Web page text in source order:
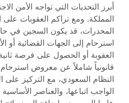
أبرز التحديات التي تواجه الأمن
المملكة. ومع تراكم العقوبات
المخدرات، قد يكون السجين في
استرحام إلى الجهات القضائية أو
العقوبة أو الحصول على فرصة
قانونياً شاملاً عن معروض
النظام السعودي، مع التركيز على
الواجب اتباعها، والعناصر